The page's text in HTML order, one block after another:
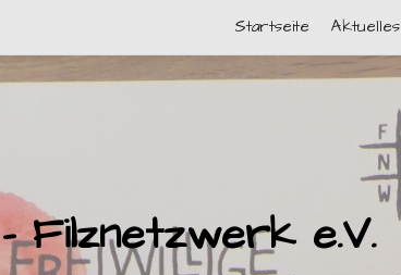
Startseite Aktuelles
Filznetzwerk e.V.